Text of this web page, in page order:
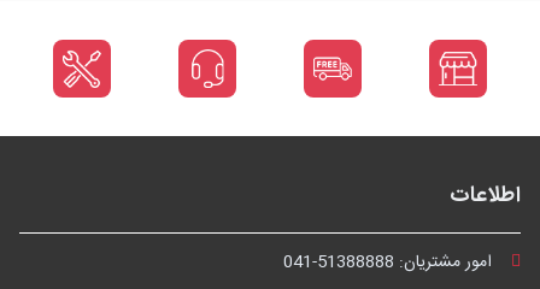
اطلاعات
امور مشتریان: 041-51388888